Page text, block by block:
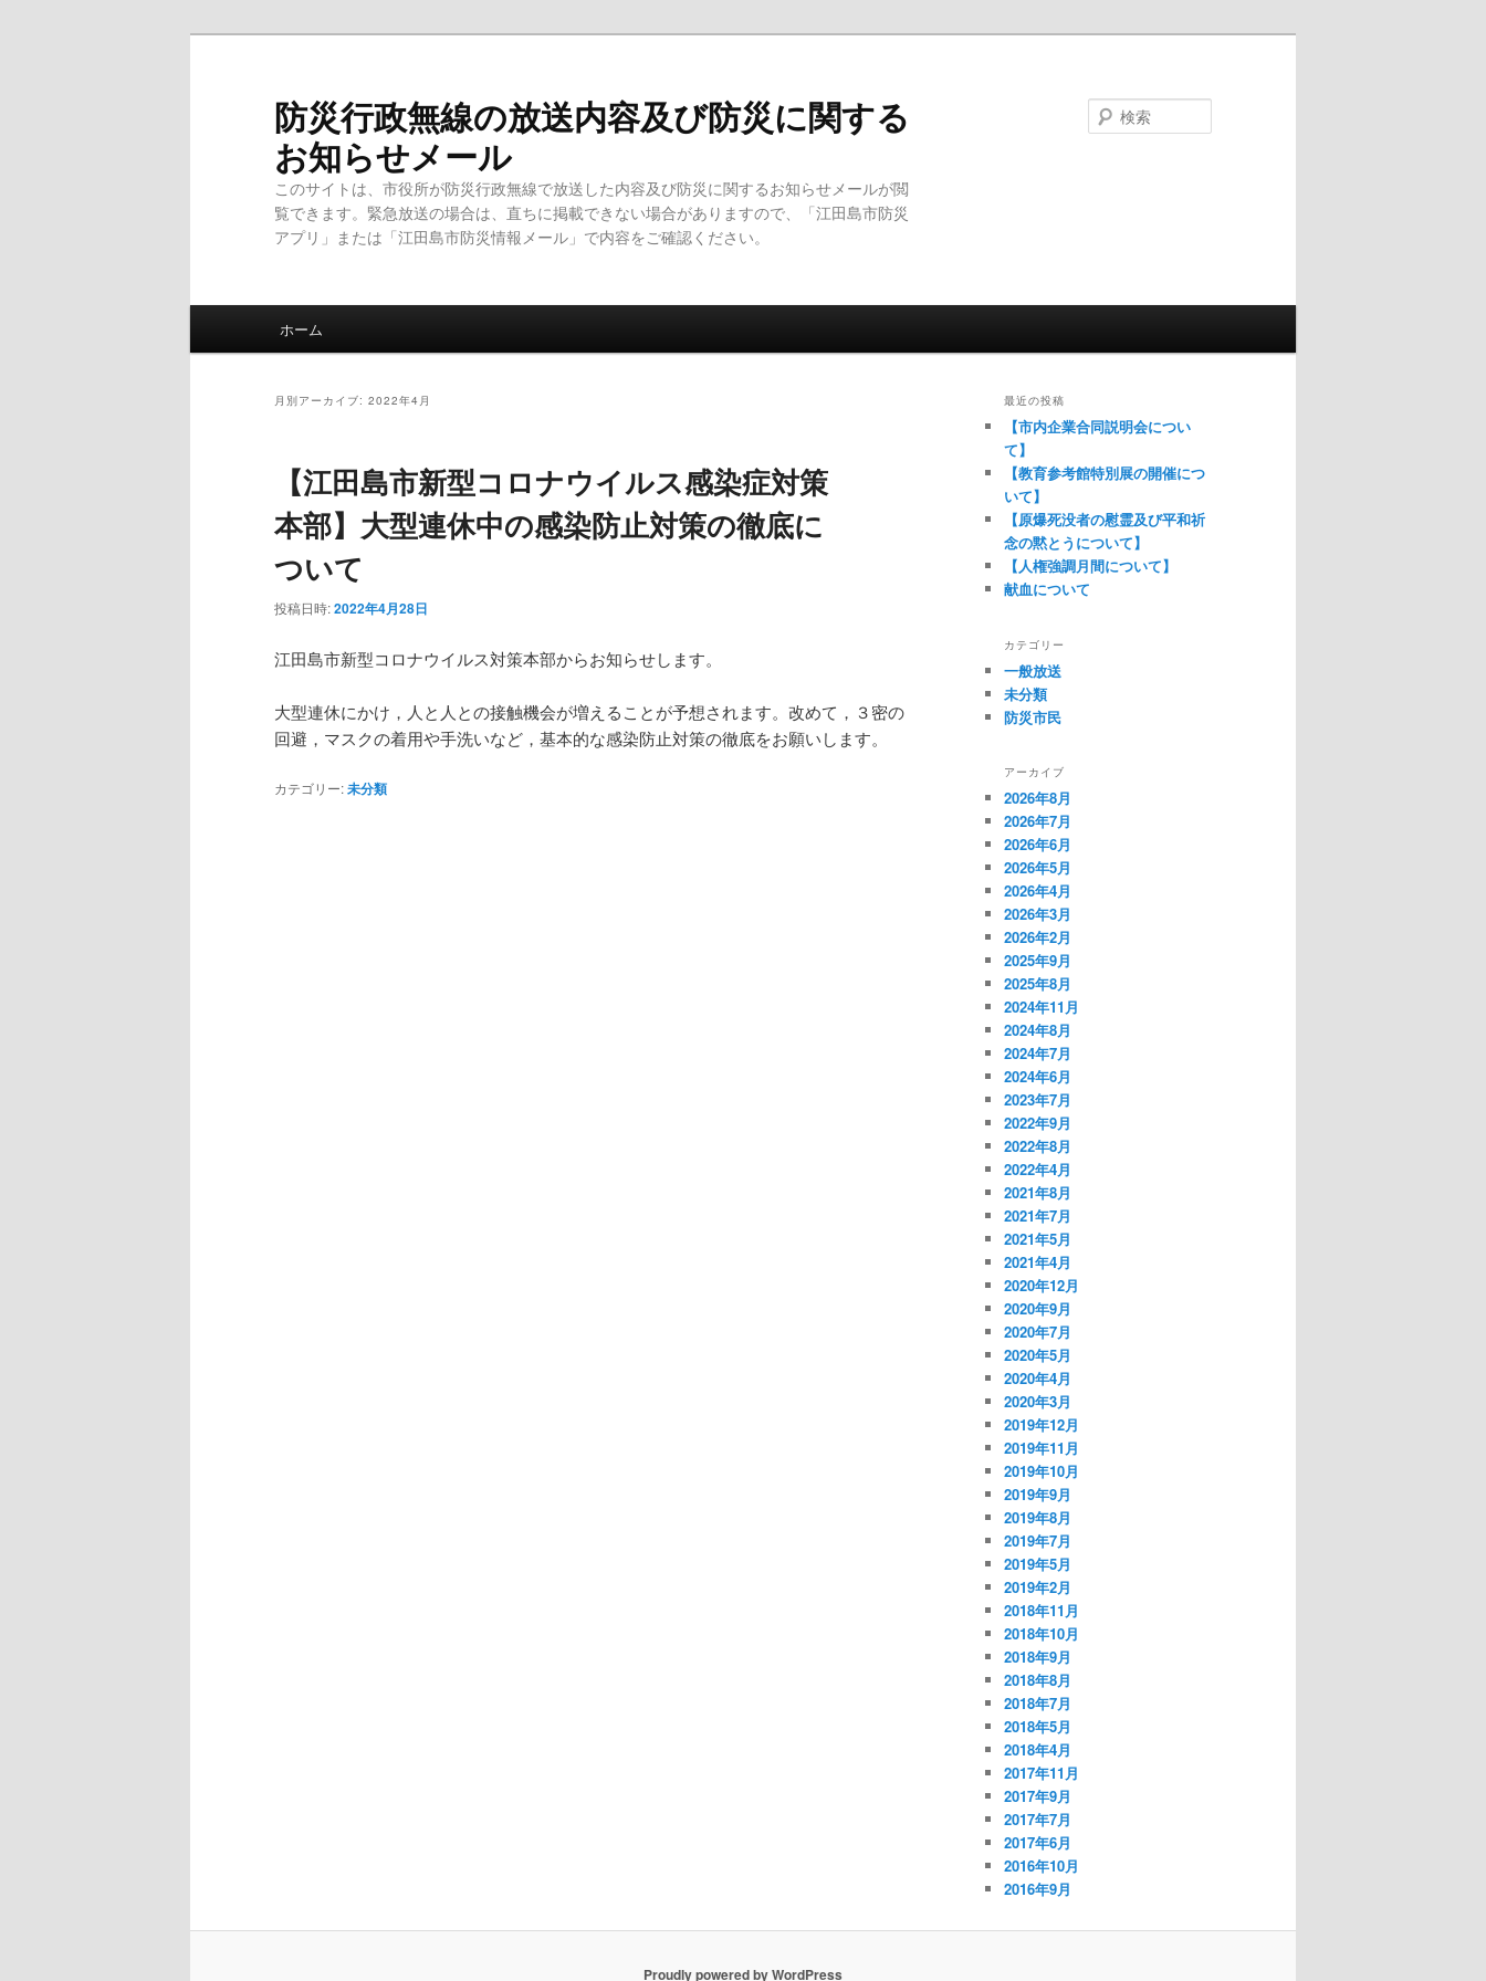
防災行政無線の放送内容及び防災に関する
お知らせメール
このサイトは、市役所が防災行政無線で放送した内容及び防災に関するお知らせメールが閲
覧できます。緊急放送の場合は、直ちに掲載できない場合がありますので、「江田島市防災
アプリ」または「江田島市防災情報メール」で内容をご確認ください。
ホーム
月別アーカイブ: 2022年4月
【江田島市新型コロナウイルス感染症対策
本部】大型連休中の感染防止対策の徹底に
ついて
投稿日時:2022年4月28日
江田島市新型コロナウイルス対策本部からお知らせします。
大型連休にかけ，人と人との接触機会が増えることが予想されます。改めて，３密の
回避，マスクの着用や手洗いなど，基本的な感染防止対策の徹底をお願いします。
カテゴリー:未分類
最近の投稿
【市内企業合同説明会につい
て】
【教育参考館特別展の開催につ
いて】
【原爆死没者の慰霊及び平和祈
念の黙とうについて】
【人権強調月間について】
献血について
カテゴリー
一般放送
未分類
防災市民
アーカイブ
2026年8月
2026年7月
2026年6月
2026年5月
2026年4月
2026年3月
2026年2月
2025年9月
2025年8月
2024年11月
2024年8月
2024年7月
2024年6月
2023年7月
2022年9月
2022年8月
2022年4月
2021年8月
2021年7月
2021年5月
2021年4月
2020年12月
2020年9月
2020年7月
2020年5月
2020年4月
2020年3月
2019年12月
2019年11月
2019年10月
2019年9月
2019年8月
2019年7月
2019年5月
2019年2月
2018年11月
2018年10月
2018年9月
2018年8月
2018年7月
2018年5月
2018年4月
2017年11月
2017年9月
2017年7月
2017年6月
2016年10月
2016年9月
Proudly powered by WordPress